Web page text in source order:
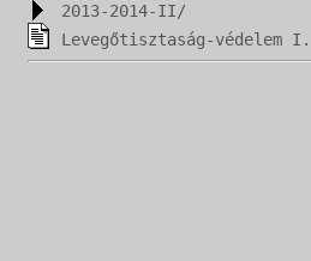
2013-2014-II/
Levegőtisztaság-védelem I.